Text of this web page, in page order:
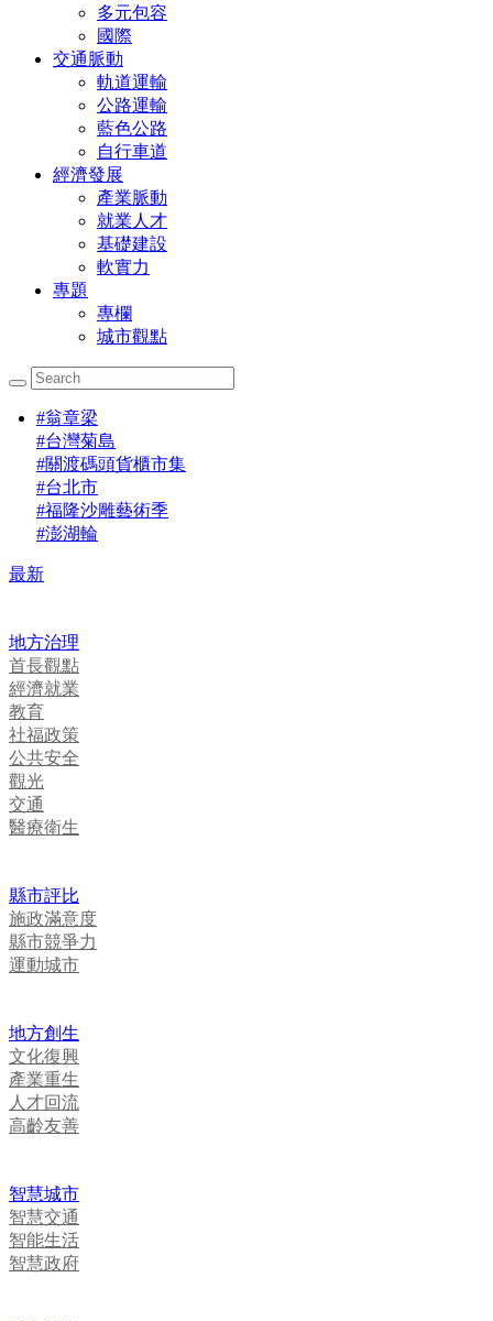
多元包容
國際
交通脈動
軌道運輸
公路運輸
藍色公路
自行車道
經濟發展
產業脈動
就業人才
基礎建設
軟實力
專題
專欄
城市觀點
#翁章梁
#台灣菊島
#關渡碼頭貨櫃市集
#台北市
#福隆沙雕藝術季
#澎湖輪
最新
地方治理
首長觀點
經濟就業
教育
社福政策
公共安全
觀光
交通
醫療衛生
縣市評比
施政滿意度
縣市競爭力
運動城市
地方創生
文化復興
產業重生
人才回流
高齡友善
智慧城市
智慧交通
智能生活
智慧政府